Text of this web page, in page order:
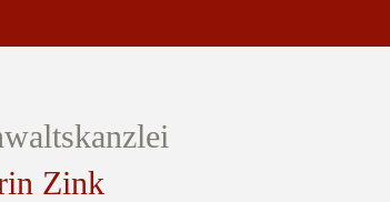
Zink